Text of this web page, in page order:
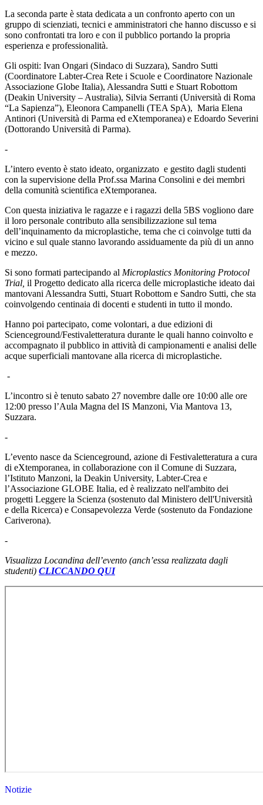
La seconda parte è stata dedicata a un confronto aperto con un
gruppo di scienziati, tecnici e amministratori che hanno discusso e si
sono confrontati tra loro e con il pubblico portando la propria
esperienza e professionalità.
Gli ospiti: Ivan Ongari (Sindaco di Suzzara), Sandro Sutti
(Coordinatore Labter-Crea Rete i Scuole e Coordinatore Nazionale
Associazione Globe Italia), Alessandra Sutti e Stuart Robottom
(Deakin University – Australia), Silvia Serranti (Università di Roma
“La Sapienza”), Eleonora Campanelli (TEA SpA), Maria Elena
Antinori (Università di Parma ed eXtemporanea) e Edoardo Severini
(Dottorando Università di Parma).
-
L’intero evento è stato ideato, organizzato e gestito dagli studenti
con la supervisione della Prof.ssa Marina Consolini e dei membri
della comunità scientifica eXtemporanea.
Con questa iniziativa le ragazze e i ragazzi della 5BS vogliono dare
il loro personale contributo alla sensibilizzazione sul tema
dell’inquinamento da microplastiche, tema che ci coinvolge tutti da
vicino e sul quale stanno lavorando assiduamente da più di un anno
e mezzo.
Si sono formati partecipando al Microplastics Monitoring Protocol
Trial, il Progetto dedicato alla ricerca delle microplastiche ideato dai
mantovani Alessandra Sutti, Stuart Robottom e Sandro Sutti, che sta
coinvolgendo centinaia di docenti e studenti in tutto il mondo.
Hanno poi partecipato, come volontari, a due edizioni di
Scienceground/Festivaletteratura durante le quali hanno coinvolto e
accompagnato il pubblico in attività di campionamenti e analisi delle
acque superficiali mantovane alla ricerca di microplastiche.
-
L’incontro si è tenuto sabato 27 novembre dalle ore 10:00 alle ore
12:00 presso l’Aula Magna del IS Manzoni, Via Mantova 13,
Suzzara.
-
L’evento nasce da Scienceground, azione di Festivaletteratura a cura
di eXtemporanea, in collaborazione con il Comune di Suzzara,
l’Istituto Manzoni, la Deakin University, Labter-Crea e
l’Associazione GLOBE Italia, ed è realizzato nell'ambito dei
progetti Leggere la Scienza (sostenuto dal Ministero dell'Università
e della Ricerca) e Consapevolezza Verde (sostenuto da Fondazione
Cariverona).
-
Visualizza Locandina dell’evento (anch’essa realizzata dagli
studenti) CLICCANDO QUI
Notizie